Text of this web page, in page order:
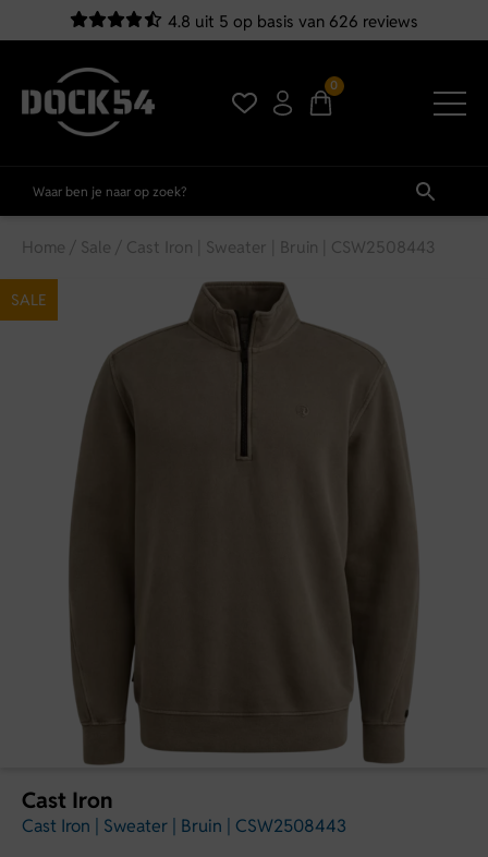
4.8 uit 5 op basis van 626 reviews
0
Home / Sale / Cast Iron | Sweater | Bruin | CSW2508443
SALE
Cast Iron
Cast Iron | Sweater | Bruin | CSW2508443